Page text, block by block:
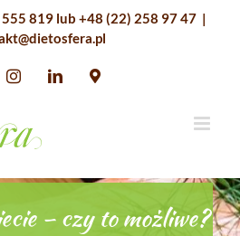
819 lub +48 (22) 258 97 47 |
InstagramLinkedInGoogle
– czy to możliwe?